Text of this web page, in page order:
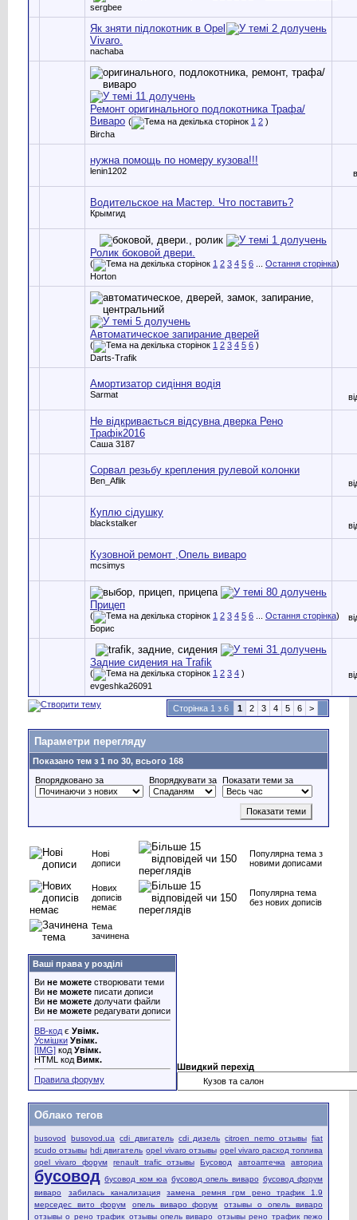
sergbee
Як зняти підлокотник в Opel
Vivaro.
nachaba
Ремонт оригинального подлокотника Трафа/
Виваро ( 1 2 )
Bircha
нужна помощь по номеру кузова!!!
lenin1202
Водительское на Мастер. Что поставить?
Крымгид
Ролик боковой двери.
( 1 2 3 4 5 6 Остання сторінка)
Horton
Автоматическое запирание дверей
( 1 2 3 4 5 6 )
Darts-Trafik
Амортизатор сидіння водія
Sarmat
Не відкривається відсувна дверка Рено
Трафік2016
Саша 3187
Сорвал резьбу крепления рулевой колонки
Ben_Aflik
Куплю сідушку
blackstalker
Кузовной ремонт ,Опель виваро
mcsimys
Прицеп
( 1 2 3 4 5 6 Остання сторінка)
Борис
Задние сидения на Trafik
( 1 2 3 4 )
evgeshka26091
Сторінка 1 з 6 1 2 3 4 5 6 >
Параметри перегляду
Показано тем з 1 по 30, всього 168
Впорядковано за
Впорядкувати за Показати теми за
Нові
дописи
Популярна тема з
новими дописами
Нових
дописів
немає
Популярна тема
без нових дописів
Тема
зачинена
Ваші права у розділі
Ви не можете створювати теми
Ви не можете писати дописи
Ви не можете долучати файли
Ви не можете редагувати дописи
BB-код є Увімк.
Усмішки Увімк.
[IMG] код Увімк.
HTML код Вимк.
Правила форуму
Швидкий перехід
Облако тегов
busovod busovod.ua cdi двигатель cdi дизель citroen nemo отзывы fiat
scudo отзывы hdi двигатель opel vivaro отзывы opel vivaro расход топлива
opel vivaro форум
renault trafic отзывы Бусовод автоаптечка авториа
бусовод бусовод ком юа бусовод опель виваро бусовод форум
виваро
забилась канализация
замена ремня грм рено трафик 1.9
мерседес вито форум
опель виваро форум
отзывы о опель виваро
отзывы о рено трафик отзывы опель виваро отзывы рено трафик пежо